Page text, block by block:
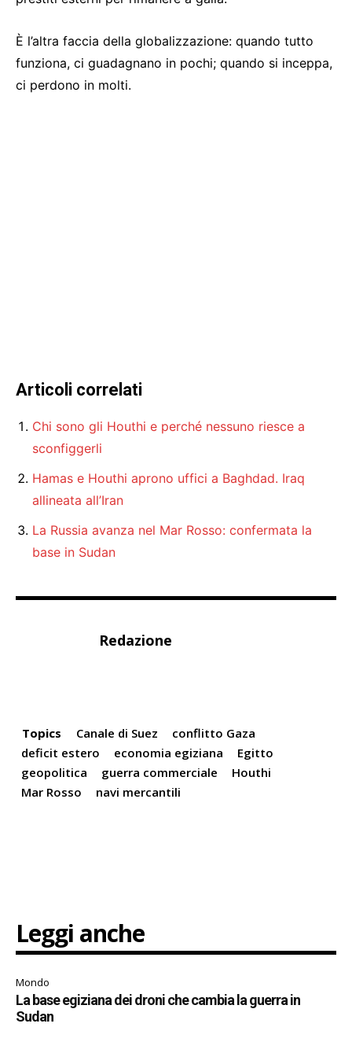
È l’altra faccia della globalizzazione: quando tutto
funziona, ci guadagnano in pochi; quando si inceppa,
ci perdono in molti.
Articoli correlati
Chi sono gli Houthi e perché nessuno riesce a
sconfiggerli
Hamas e Houthi aprono uffici a Baghdad. Iraq
allineata all’Iran
La Russia avanza nel Mar Rosso: confermata la
base in Sudan
Redazione
Topics Canale di Suez
conflitto Gaza
deficit estero
economia egiziana
Egitto
geopolitica
guerra commerciale
Houthi
Mar Rosso
navi mercantili
Leggi anche
Mondo
La base egiziana dei droni che cambia la guerra in
Sudan